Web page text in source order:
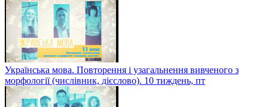
Українська мова. Повторення і узагальнення вивченого з
морфології (числівник, дієслово). 10 тиждень, пт